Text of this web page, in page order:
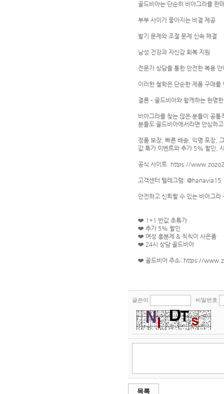
골드비아는 단순히 비아그라를 판
부부 사이가 좋아지는 비결 제공
발기 문제와 조절 문제 신속 해결
남성 건강과 자신감 회복 지원
전문가 상담을 통한 안전한 복용 안
이러한 철학은 단순한 제품 구매
결론 – 골드비아와 함께하는 현명
비아그라를 찾는 많은 분들이 공
분들도 골드비아에서라면 안심하
정품 보장, 빠른 배송, 익명 포장,
값 특가 이벤트와 추가 5% 할인,
공식 사이트: https://
고객센터 텔레그램: @hanavia15
안전하고 신뢰할 수 있는 비아그
❤️ 1+1 반값 초특가
❤️ 추가 5% 할인
❤️ 여성 흥분제 & 칙칙이 사은품
❤️ 24시 상담 골드비아
❤️ 골드비아 주소: https://
글쓴이 비밀번호
목록